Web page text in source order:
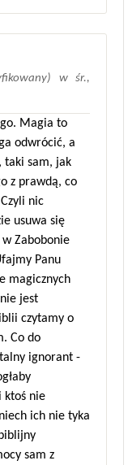
wśr.,
Magia to
odwrócić, a
taki sam, jak
z prawdą, co
nic
usuwa się
Zabobonie
Panu
magicznych
jest
czytamy o
Co do
ignorant -
ktoś nie
ich nie tyka
sam z